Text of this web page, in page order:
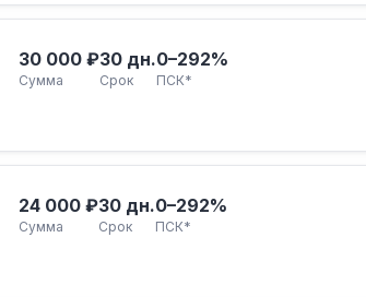
30 000 ₽
Сумма
30 дн.
Срок
0–292%
ПСК*
24 000 ₽
Сумма
30 дн.
Срок
0–292%
ПСК*